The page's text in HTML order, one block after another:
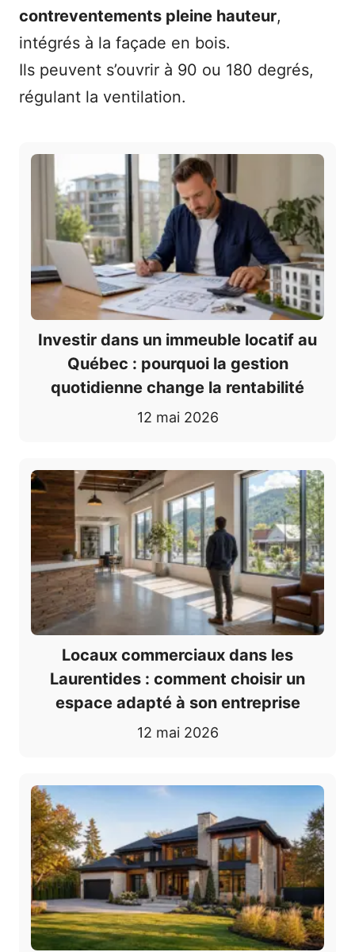
contreventements pleine hauteur,
intégrés à la façade en bois.
Ils peuvent s’ouvrir à 90 ou 180 degrés,
régulant la ventilation.
Investir dans un immeuble locatif au
Québec : pourquoi la gestion
quotidienne change la rentabilité
12 mai 2026
Locaux commerciaux dans les
Laurentides : comment choisir un
espace adapté à son entreprise
12 mai 2026